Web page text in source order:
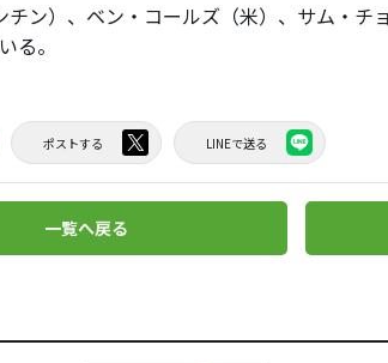
ン）、ベン・コールズ（米）、サム・チョ
る。
ポストする LINEで送る
一覧へ戻る